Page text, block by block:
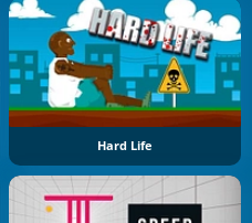
Hard Life